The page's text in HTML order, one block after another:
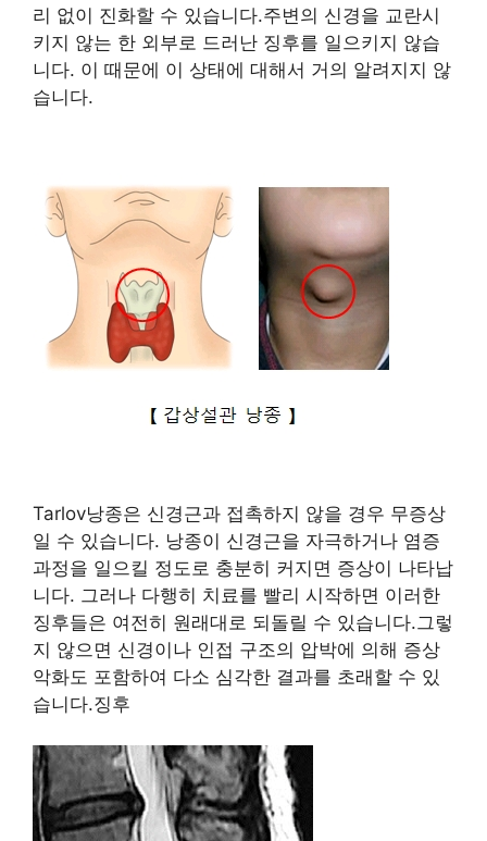
리 없이 진화할 수 있습니다.주변의 신경을 교란시
키지 않는 한 외부로 드러난 징후를 일으키지 않습
니다. 이 때문에 이 상태에 대해서 거의 알려지지 않
습니다.
Tarlov낭종은 신경근과 접촉하지 않을 경우 무증상
일 수 있습니다. 낭종이 신경근을 자극하거나 염증
과정을 일으킬 정도로 충분히 커지면 증상이 나타납
니다. 그러나 다행히 치료를 빨리 시작하면 이러한
징후들은 여전히 원래대로 되돌릴 수 있습니다.그렇
지 않으면 신경이나 인접 구조의 압박에 의해 증상
악화도 포함하여 다소 심각한 결과를 초래할 수 있
습니다.징후